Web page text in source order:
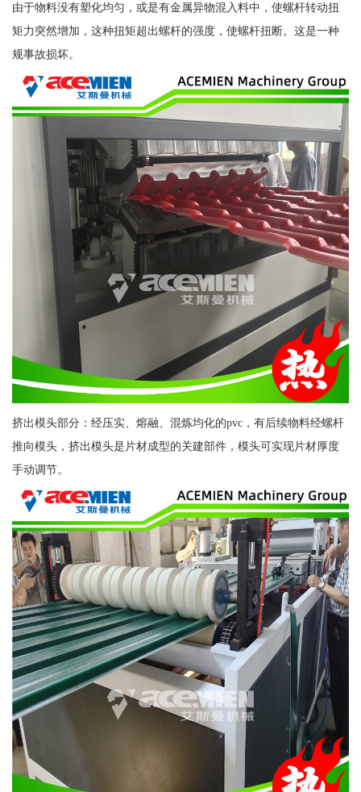
由于物料没有塑化均匀，或是有金属异物混入料中，使螺杆转动扭
矩力突然增加，这种扭矩超出螺杆的强度，使螺杆扭断。这是一种
规事故损坏。
挤出模头部分：经压实、熔融、混炼均化的pvc，有后续物料经螺杆
推向模头，挤出模头是片材成型的关建部件，模头可实现片材厚度
手动调节。